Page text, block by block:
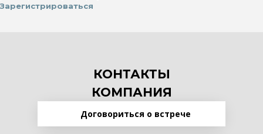
Зарегистрироваться
КОНТАКТЫ
КОМПАНИЯ
Договориться о встрече